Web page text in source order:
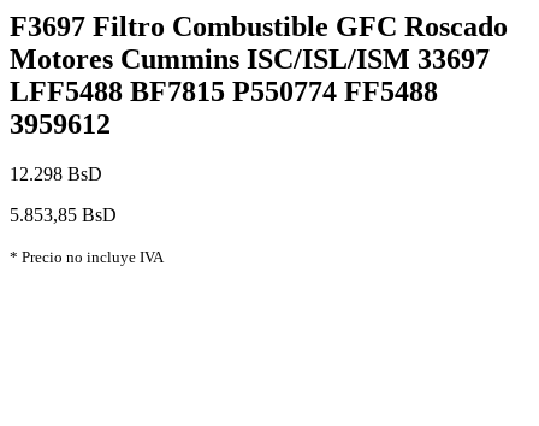
F3697 Filtro Combustible GFC Roscado
Motores Cummins ISC/ISL/ISM 33697
LFF5488 BF7815 P550774 FF5488
3959612
12.298 BsD
5.853,85 BsD
* Precio no incluye IVA